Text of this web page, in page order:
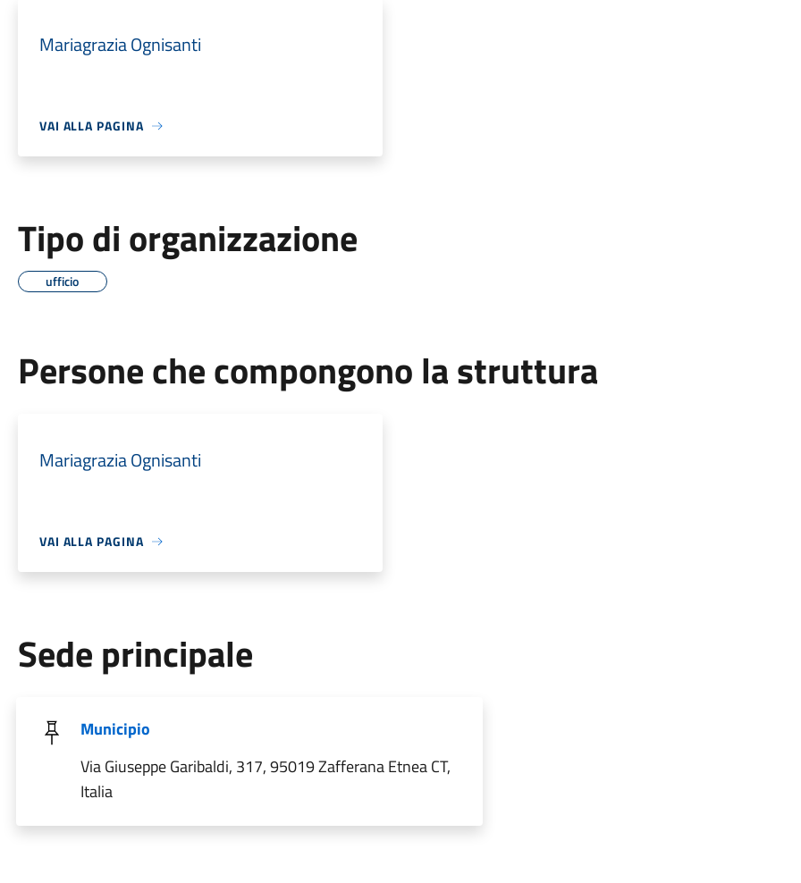
Mariagrazia Ognisanti
VAI ALLA PAGINA
Tipo di organizzazione
ufficio
Persone che compongono la struttura
Mariagrazia Ognisanti
VAI ALLA PAGINA
Sede principale
Municipio
Via Giuseppe Garibaldi, 317, 95019 Zafferana Etnea CT,
Italia